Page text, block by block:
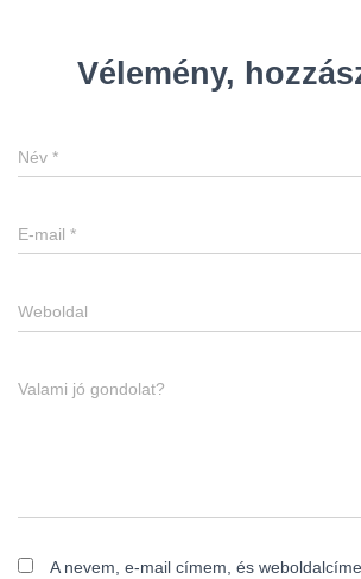
Vélemény,
Név *
E-mail *
Weboldal
Valami jó gondolat?
A nevem, e-mail címem, és